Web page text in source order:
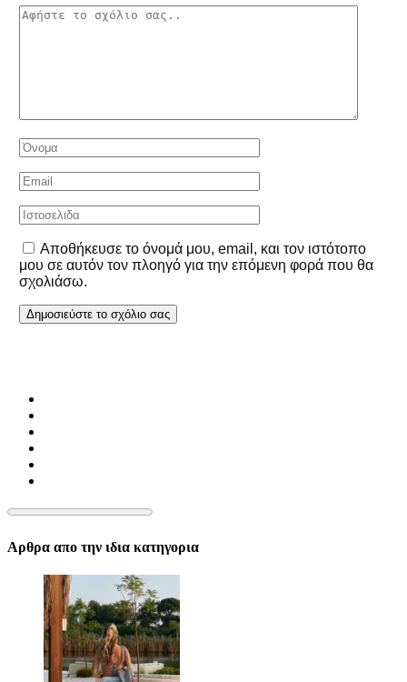
Αποθήκευσε το όνομά μου, email, και τον ιστότοπο
μου σε αυτόν τον πλοηγό για την επόμενη φορά που θα
σχολιάσω.
Αρθρα απο την ιδια κατηγορια